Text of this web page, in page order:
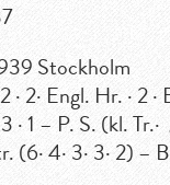
Stockholm
2· Engl. Hr. · 2 ·
· 1 – P. S. (kl.
(6· 4· 3· 3· 2) –